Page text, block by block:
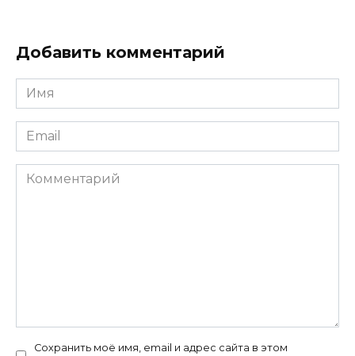
Добавить комментарий
Имя
*
Email
*
Комментарий
Сохранить моё имя, email и адрес сайта в этом